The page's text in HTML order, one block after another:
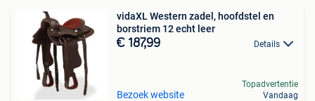
vidaXL Western zadel, hoofdstel en
borstriem 12 echt leer
€ 187,99 Details
Bezoek website
Topadvertentie
Vandaag